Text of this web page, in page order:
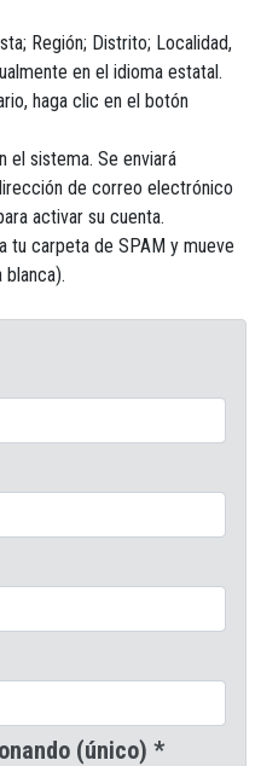
Región; Distrito; Localidad,
en el idioma estatal.
haga clic en el botón
el sistema. Se enviará
de correo electrónico
activar su cuenta.
tu carpeta de SPAM y mueve
(único) *